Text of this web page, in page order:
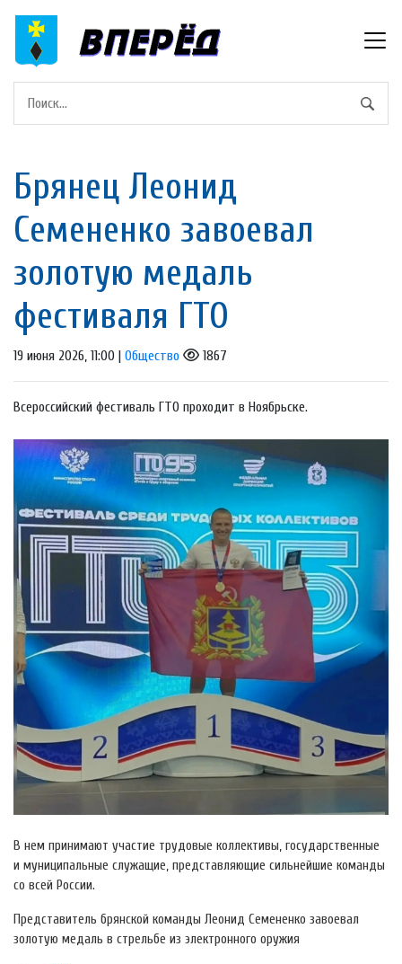
Брянец Леонид
Семененко завоевал
золотую медаль
фестиваля ГТО
19 июня 2026, 11:00 | Общество 1867
Всероссийский фестиваль ГТО проходит в Ноябрьске.
В нем принимают участие трудовые коллективы, государственные
и муниципальные служащие, представляющие сильнейшие команды
со всей России.
Представитель брянской команды Леонид Семененко завоевал
золотую медаль в стрельбе из электронного оружия